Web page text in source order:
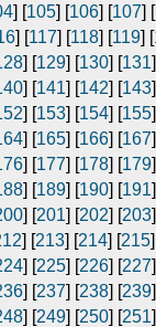
] [105] [106] [107] [
] [117] [118] [119] [
] [129] [130] [131
] [141] [142] [143
] [153] [154] [155
] [165] [166] [167
] [177] [178] [179
] [189] [190] [191
] [201] [202] [203
] [213] [214] [215
] [225] [226] [227
] [237] [238] [239
] [249] [250] [251